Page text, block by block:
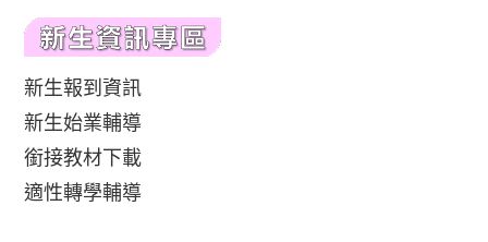
新生報到資訊
新生始業輔導
銜接教材下載
適性轉學輔導